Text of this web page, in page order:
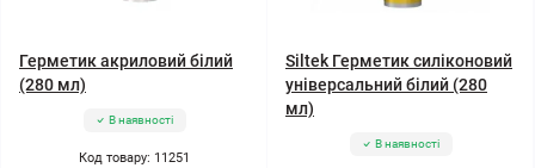
Герметик акриловий білий
(280 мл)
В наявності
Код товару: 11251
Siltek Герметик силіконовий
універсальний білий (280
мл)
В наявності